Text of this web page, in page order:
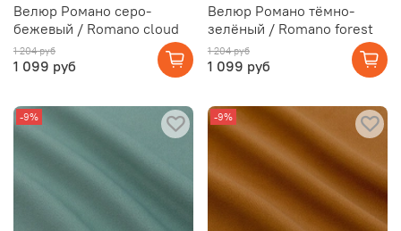
Велюр Романо серо-
бежевый / Romano cloud
1 204 руб
1 099 руб
Велюр Романо тёмно-
зелёный / Romano forest
1 204 руб
1 099 руб
-9% -9%